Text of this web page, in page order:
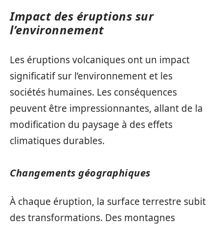
Impact des éruptions sur
l’environnement
Les éruptions volcaniques ont un impact
significatif sur l’environnement et les
sociétés humaines. Les conséquences
peuvent être impressionnantes, allant de la
modification du paysage à des effets
climatiques durables.
Changements géographiques
À chaque éruption, la surface terrestre subit
des transformations. Des montagnes